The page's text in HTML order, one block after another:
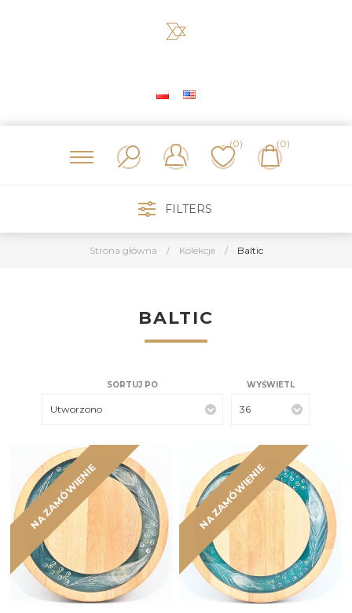
(0) (0)
FILTERS
Strona główna / Kolekcje / Baltic
BALTIC
SORTUJ PO
Utworzono
WYŚWIETL
36
NA ZAMÓWIENIE NA ZAMÓWIENIE